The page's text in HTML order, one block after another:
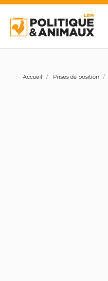
Accueil Prises de position